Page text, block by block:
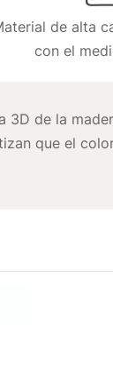
de alta
con el
de la
que el